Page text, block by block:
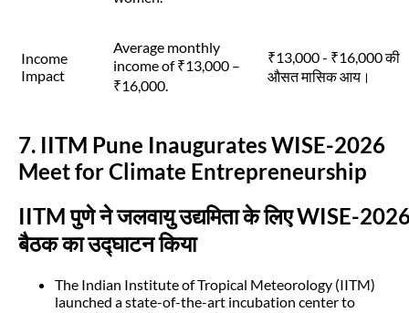
Income
Impact
Average monthly
income of ₹13,000 –
₹16,000.
₹13,000 - ₹16,000 की
औसत मासिक आय।
7. IITM Pune Inaugurates WISE-2026
Meet for Climate Entrepreneurship
IITM पुणे ने जलवायु उद्यमिता के लिए WISE-
बैठक का उद्घाटन किया
The Indian Institute of Tropical Meteorology (IITM)
launched a state-of-the-art incubation center to